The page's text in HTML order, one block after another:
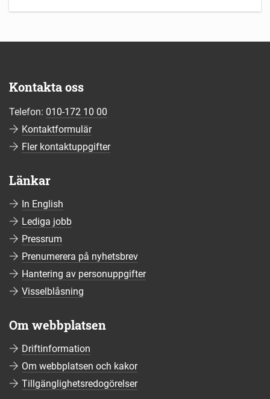
Kontakta oss
Telefon: 010-172 10 00
Kontaktformulär
Fler kontaktuppgifter
Länkar
In English
Lediga jobb
Pressrum
Prenumerera på nyhetsbrev
Hantering av personuppgifter
Visselblåsning
Om webbplatsen
Driftinformation
Om webbplatsen och kakor
Tillgänglighetsredogörelser